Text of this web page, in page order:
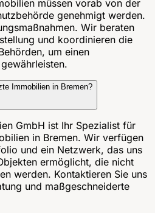
müssen vorab von der
genehmigt werden.
Wir beraten
und koordinieren die
um einen
Immobilien in Bremen?
GmbH ist Ihr Spezialist für
in Bremen. Wir verfügen
und ein Netzwerk, das uns
ermöglicht, die nicht
werden. Kontaktieren Sie uns
und maßgeschneiderte